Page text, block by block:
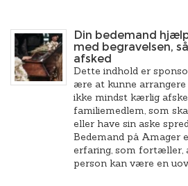
Din bedemand
med begravelsen,
afsked
Dette indhold er
ære at kunne
ikke mindst kærlig
familiemedlem, som
eller have sin aske
Bedemand på Amager
erfaring, som fortæller,
person kan være en